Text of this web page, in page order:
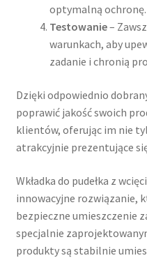
optymalną ochronę.
Testowanie–
warunkach, aby
zadanie i chronią
Dzięki odpowiednio
poprawić jakość swoich
klientów, oferując im nie
atrakcyjnie prezentujące
Wkładka do pudełka z
innowacyjne rozwiązanie,
bezpieczne umieszczenie
specjalnie
produkty są stabilnie